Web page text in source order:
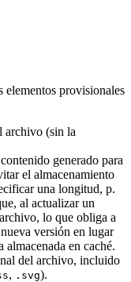
elementos provisionales
archivo (sin la
generado para
el almacenamiento
una longitud, p.
al actualizar un
lo que obliga a
versión en lugar
almacenada en caché.
del archivo, incluido
, .svg).